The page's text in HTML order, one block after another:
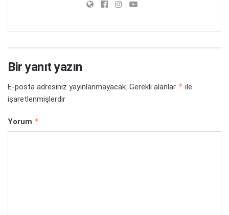
Bir yanıt yazın
E-posta adresiniz yayınlanmayacak. Gerekli alanlar * ile
işaretlenmişlerdir
Yorum *